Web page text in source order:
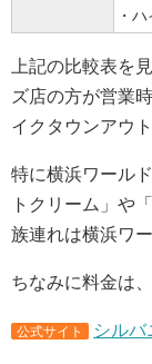
・
上記の比較表を
ズ店の方が営業
イクタウンアウ
特に横浜ワール
トクリーム」や
族連れは横浜ワ
ちなみに料金は
公式サイト シルバ